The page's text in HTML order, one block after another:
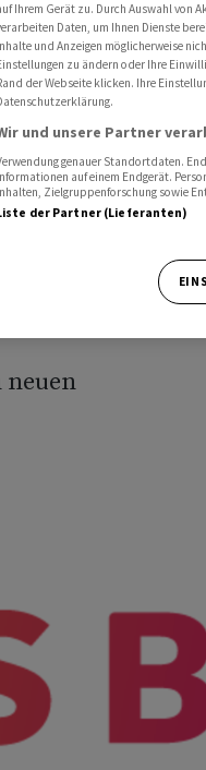
Verwaltungsrat Alois Schärli
neuen
Ihrem Gerät zu. Durch Auswahl von
Daten, um Ihnen Dienste
und Anzeigen möglicherweise
zu ändern oder Ihre
der Webseite klicken. Ihre
und unsere Partner
genauer Standortdaten.
auf einem Endgerät.
Zielgruppenforschung sowie
der Partner (Lieferanten)